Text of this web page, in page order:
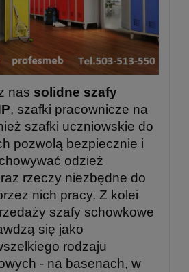
nas solidne szafy
, szafki pracownicze na
szafki uczniowskie do
pozwolą bezpiecznie i
odzież
rzeczy niezbędne do
nich pracy. Z kolei
szafy schowkowe
się jako
rodzaju
- na basenach, w